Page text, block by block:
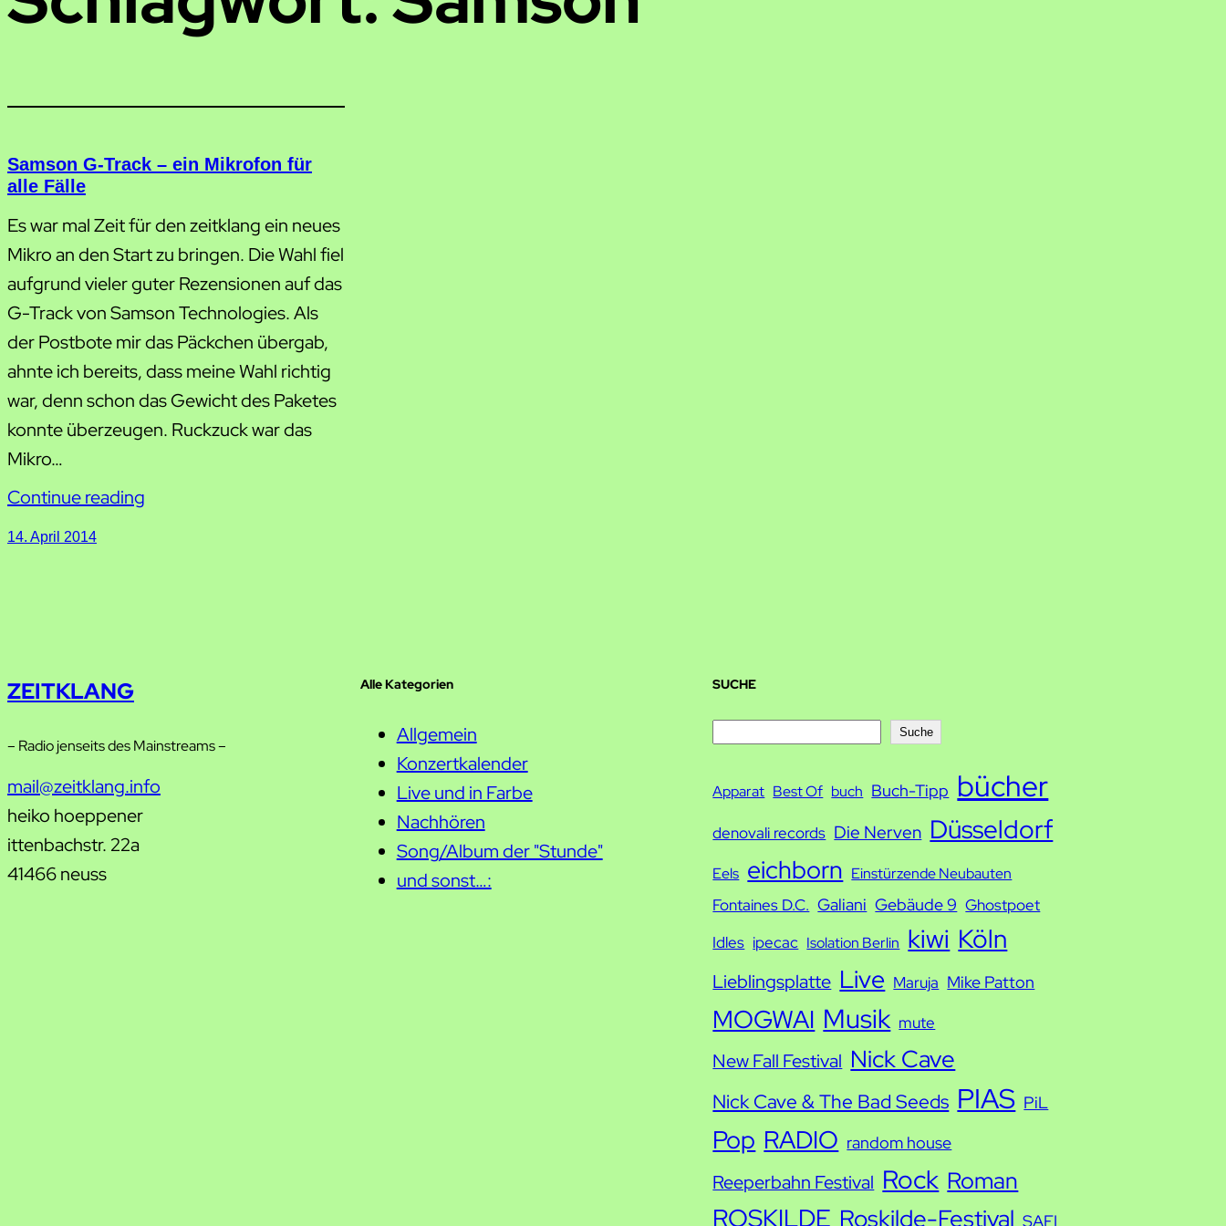
Samson G-Track – ein Mikrofon für
alle Fälle
Es war mal Zeit für den zeitklang ein neues
Mikro an den Start zu bringen. Die Wahl fiel
aufgrund vieler guter Rezensionen auf das
G-Track von Samson Technologies. Als
der Postbote mir das Päckchen übergab,
ahnte ich bereits, dass meine Wahl richtig
war, denn schon das Gewicht des Paketes
konnte überzeugen. Ruckzuck war das
Mikro…
Continue reading
14. April 2014
ZEITKLANG
– Radio jenseits des Mainstreams –
mail@zeitklang.info
heiko hoeppener
ittenbachstr. 22a
41466 neuss
Alle Kategorien
Allgemein
Konzertkalender
Live und in Farbe
Nachhören
Song/Album der "Stunde"
und sonst…:
SUCHE
c
Suche
Apparat Best Of buch Buch-Tipp bücher
denovali records Die Nerven Düsseldorf
Eels eichborn Einstürzende Neubauten
Fontaines D.C. Galiani Gebäude 9 Ghostpoet
Idles ipecac Isolation Berlin kiwi Köln
Lieblingsplatte Live Maruja Mike Patton
MOGWAI Musik mute
New Fall Festival Nick Cave
Nick Cave & The Bad Seeds PIAS PiL
Pop RADIO random house
Reeperbahn Festival Rock Roman
ROSKILDE Roskilde-Festival SAFI